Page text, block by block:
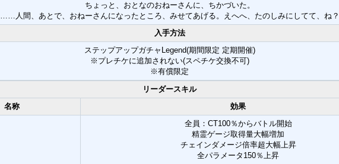
ちょっと、おとなのおねーさんに、ちかづいた。
……人間、あとで、おねーさんになったところ、みせてあげる。えへへ、たのしみにしてて、ね？
入手方法
ステップアップガチャLegend(期間限定 定期開催)
※プレチケに追加されない(スペチケ交換不可)
※有償限定
リーダースキル
名称
効果
全員：CT100％からバトル開始
精霊ゲージ取得量大幅増加
チェインダメージ倍率超大幅上昇
全パラメータ150％上昇